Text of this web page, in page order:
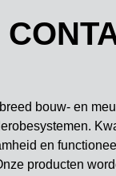
bouw- en
en
producten